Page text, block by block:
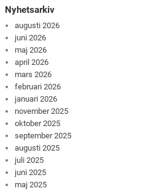
Nyhetsarkiv
augusti 2026
juni 2026
maj 2026
april 2026
mars 2026
februari 2026
januari 2026
november 2025
oktober 2025
september 2025
augusti 2025
juli 2025
juni 2025
maj 2025